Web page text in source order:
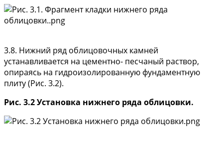
3.8. Нижний ряд облицовочных камней
устанавливается на цементно- песчаный раствор,
опираясь на гидроизолированную фундаментную
плиту (Рис. 3.2).
Рис. 3.2 Установка нижнего ряда облицовки.